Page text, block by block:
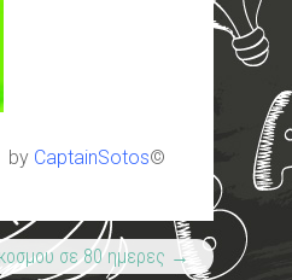
by CaptainSotos©
σε 80 ημερες →